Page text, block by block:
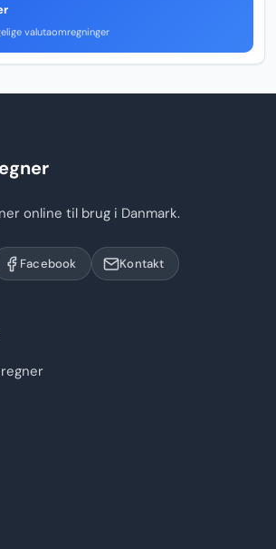
valutaomregninger
online til brug i Danmark.
Facebook Kontakt